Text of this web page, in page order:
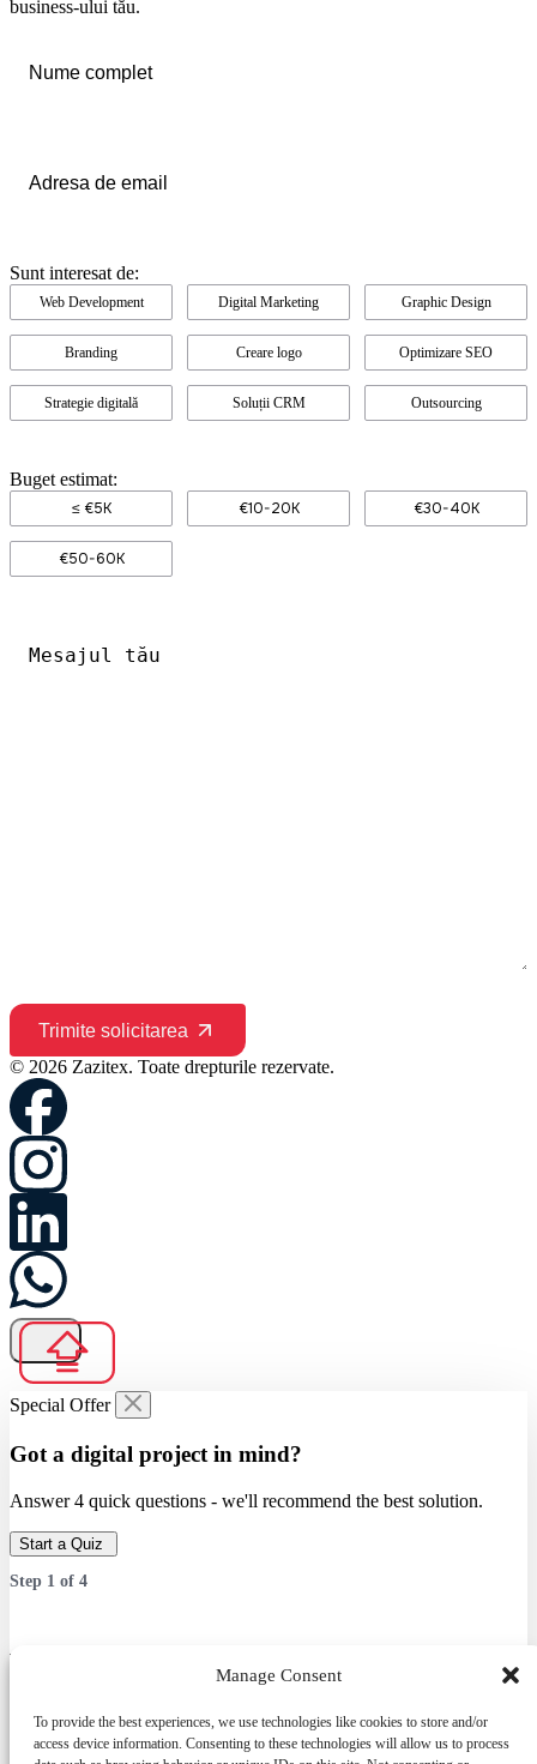
Manage Consent
To provide the best experiences, we use technologies like cookies to store and/or
access device information. Consenting to these technologies will allow us to process
business-ului tău.
complet*
Sunt interesat de:
Web Development Digital Marketing Graphic Design
Branding Creare logo Optimizare SEO
Strategie digitală Soluții CRM Outsourcing
Buget estimat:
≤ €5K €10-20K €30-40K
€50-60K
*
Trimite solicitarea
© 2026 Zazitex. Toate drepturile rezervate.
Special Offer
Got a digital project in mind?
Answer 4 quick questions - we'll recommend the best solution.
Start a Quiz
Step 1 of 4
Which service are you interested in?
Answer 4 quick questions — we’ll recommend the best solution.